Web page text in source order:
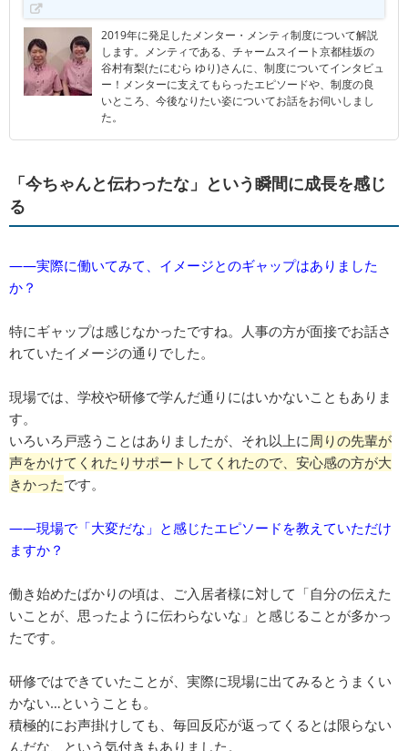
2019年に発足したメンター・メンティ制度について解説
します。メンティである、チャームスイート京都桂坂の
谷村有梨(たにむら ゆり)さんに、制度についてインタビュ
ー！メンターに支えてもらったエピソードや、制度の良
いところ、今後なりたい姿についてお話をお伺いしまし
た。
「今ちゃんと伝わったな」という瞬間に成長を感じ
る
――実際に働いてみて、イメージとのギャップはありました
か？
特にギャップは感じなかったですね。人事の方が面接でお話さ
れていたイメージの通りでした。
現場では、学校や研修で学んだ通りにはいかないこともありま
す。
いろいろ戸惑うことはありましたが、それ以上に周りの先輩が
声をかけてくれたりサポートしてくれたので、安心感の方が大
きかったです。
――現場で「大変だな」と感じたエピソードを教えていただけ
ますか？
働き始めたばかりの頃は、ご入居者様に対して「自分の伝えた
いことが、思ったように伝わらないな」と感じることが多かっ
たです。
研修ではできていたことが、実際に現場に出てみるとうまくい
かない…ということも。
積極的にお声掛けしても、毎回反応が返ってくるとは限らない
んだな、という気付きもありました。